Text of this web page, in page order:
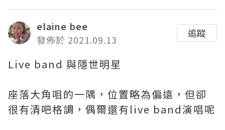
elaine bee
發佈於 2021.09.13
追蹤
Live band 與隱世明星
座落大角咀的一隅，位置略為偏遠，但卻
很有清吧格調，偶爾還有live band演唱呢